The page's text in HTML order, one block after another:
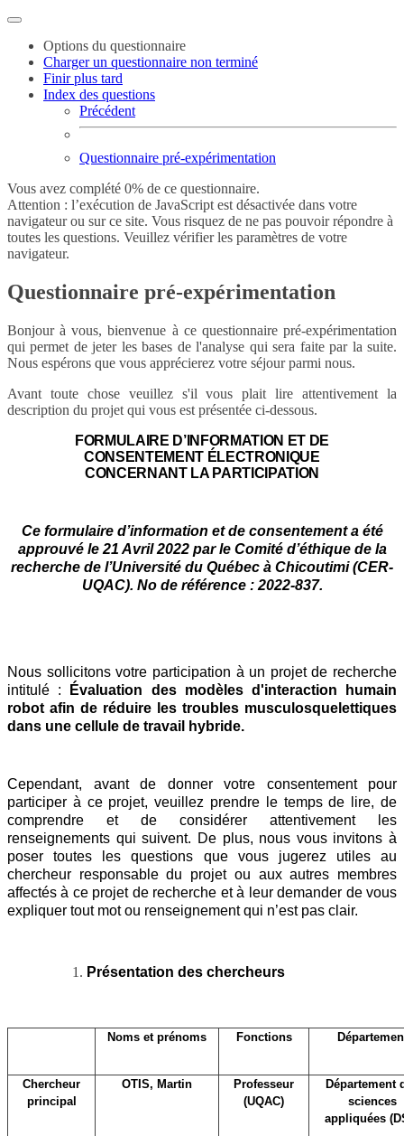
Options du questionnaire
Charger un questionnaire non terminé
Finir plus tard
Index des questions
Précédent
Questionnaire pré-expérimentation
Vous avez complété 0% de ce questionnaire.
Attention : l’exécution de JavaScript est désactivée dans votre
navigateur ou sur ce site. Vous risquez de ne pas pouvoir répondre à
toutes les questions. Veuillez vérifier les paramètres de votre
navigateur.
Questionnaire pré-expérimentation
Bonjour à vous, bienvenue à ce questionnaire pré-expérimentation
qui permet de jeter les bases de l'analyse qui sera faite par la suite.
Nous espérons que vous apprécierez votre séjour parmi nous.
Avant toute chose veuillez s'il vous plait lire attentivement la
description du projet qui vous est présentée ci-dessous.
FORMULAIRE D’INFORMATION ET DE
CONSENTEMENT ÉLECTRONIQUE
CONCERNANT LA PARTICIPATION
Ce formulaire d’information et de consentement a été
approuvé le 21 Avril 2022 par le Comité d’éthique de la
recherche de l’Université du Québec à Chicoutimi (CER-
UQAC). No de référence : 2022-837.
Nous sollicitons votre participation à un projet de recherche
intitulé :
Évaluation des modèles d'interaction humain
robot afin de réduire les troubles musculosquelettiques
dans une cellule de travail hybride.
Cependant, avant de donner votre consentement pour
participer à ce projet, veuillez prendre le temps de lire, de
comprendre et de considérer attentivement les
renseignements qui suivent. De plus, nous vous invitons à
poser toutes les questions que vous jugerez utiles au
chercheur responsable du projet ou aux autres membres
affectés à ce projet de recherche et à leur demander de vous
expliquer tout mot ou renseignement qui n’est pas clair.
Présentation des chercheurs
Noms et prénoms Fonctions
Chercheur
principal
OTIS, Martin
Professeur
(UQAC)
Département
sciences
appliquées